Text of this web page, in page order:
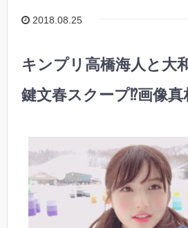
2018.08.25
キンプリ高橋海人と大
鍵文春スクープ⁉︎画像真